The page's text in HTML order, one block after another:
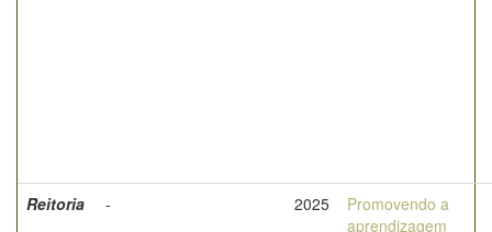
Reitoria - 2025
Promovendo a
aprendizagem